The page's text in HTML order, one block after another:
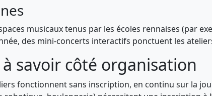
musicaux tenus par les écoles rennaises (par
des mini-concerts interactifs ponctuent les
savoir côté organisation
fonctionnent sans inscription, en continu sur la